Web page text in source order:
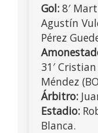
Gol: 8′
Agustín
Pérez
31′ Cristian
Méndez
Árbitro:
Estadio:
Blanca.